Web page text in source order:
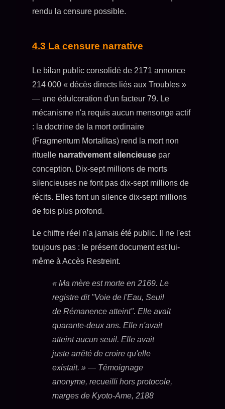
rendu la censure possible.
4.3 La censure narrative
Le bilan public consolidé de 2171 annonce
214 000 « décès directs liés aux Troubles »
— une édulcoration d'un facteur 79. Le
mécanisme n'a requis aucun mensonge actif
: la doctrine de la mort ordinaire
(Fragmentum Mortalitas) rend la mort non
rituelle narrativement silencieuse par
conception. Dix-sept millions de morts
silencieuses ne font pas dix-sept millions de
récits. Elles font un silence dix-sept millions
de fois plus profond.
Le chiffre réel n'a jamais été public. Il ne l'est
toujours pas : le présent document est lui-
même à Accès Restreint.
« Ma mère est morte en 2169. Le
registre dit "Voie de l'Eau, Seuil
de Rémanence atteint". Elle avait
quarante-deux ans. Elle n'avait
atteint aucun seuil. Elle avait
juste arrêté de croire qu'elle
existait. » — Témoignage
anonyme, recueilli hors protocole,
marges de Kyoto-Ame, 2188